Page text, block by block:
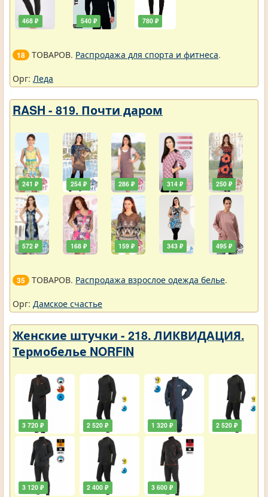
468 ₽ 540 ₽ 780 ₽
18 ТОВАРОВ. Распродажа для спорта и фитнеса.
Орг: Леда
RASH - 819. Почти даром
241 ₽
572 ₽
254 ₽
168 ₽
286 ₽
159 ₽
314 ₽
343 ₽
250 ₽
495 ₽
35 ТОВАРОВ. Распродажа взрослое одежда белье.
Орг: Дамское счастье
Женские штучки - 218. ЛИКВИДАЦИЯ.
Термобелье NORFIN
3 720 ₽
3 120 ₽
2 520 ₽
2 400 ₽
1 320 ₽
3 600 ₽
2 520 ₽